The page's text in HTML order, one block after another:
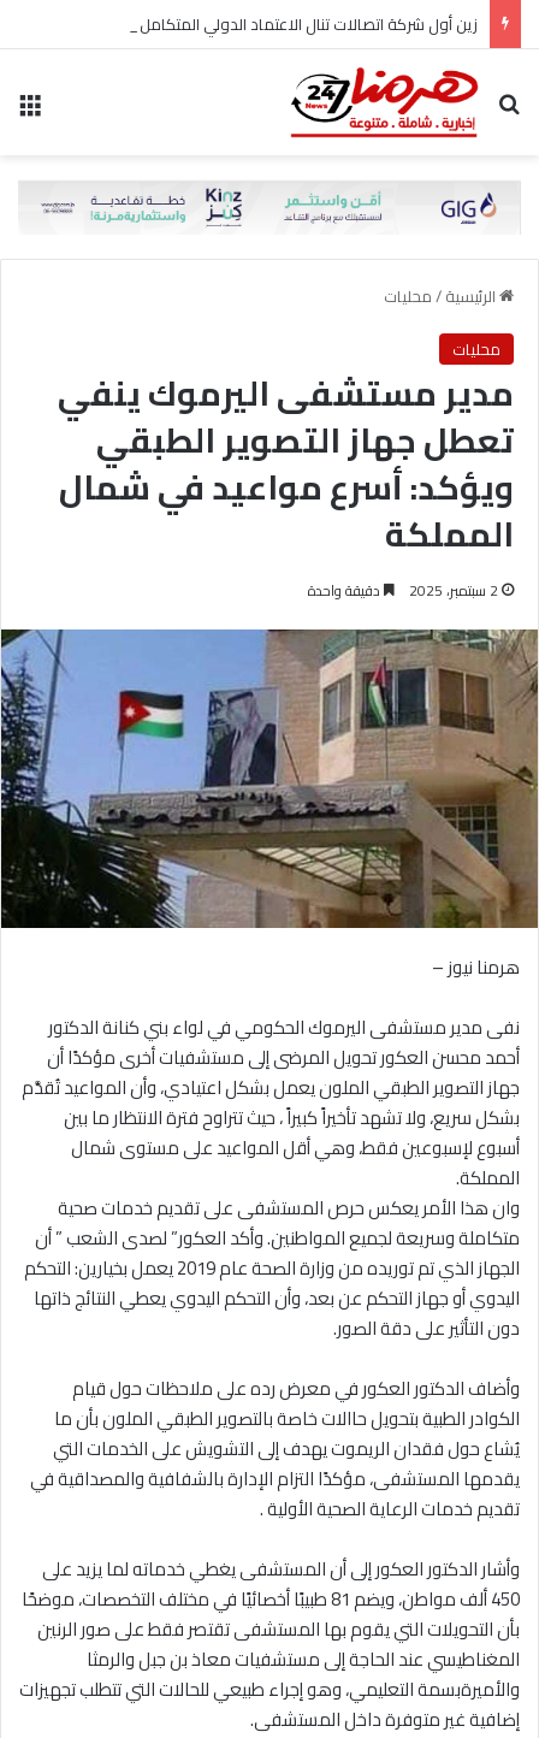
بحث عن
الرئيسية/محليات
محليات
مدير مستشفى اليرموك ينفي
تعطل جهاز التصوير الطبقي
ويؤكد: أسرع مواعيد في شمال
المملكة
2 سبتمبر، 2025 دقيقة واحدة
هرمنا نيوز –
نفى مدير مستشفى اليرموك الحكومي في لواء بني كنانة الدكتور
أحمد محسن العكور تحويل المرضى إلى مستشفيات أخرى مؤكدًا أن
جهاز التصوير الطبقي الملون يعمل بشكل اعتيادي، وأن المواعيد تُقدَّم
بشكل سريع، ولا تشهد تأخيراً كبيراً ، حيث تتراوح فترة الانتظار ما بين
أسبوع لإسبوعين فقط، وهي أقل المواعيد على مستوى شمال
المملكة.
وان هذا الأمر يعكس حرص المستشفى على تقديم خدمات صحية
متكاملة وسريعة لجميع المواطنين. وأكد العكور” لصدى الشعب ” أن
الجهاز الذي تم توريده من وزارة الصحة عام 2019 يعمل بخيارين: التحكم
اليدوي أو جهاز التحكم عن بعد، وأن التحكم اليدوي يعطي النتائج ذاتها
دون التأثير على دقة الصور.
وأضاف الدكتور العكور في معرض رده على ملاحظات حول قيام
الكوادر الطبية بتحويل حاالات خاصة بالتصوير الطبقي الملون بأن ما
يُشاع حول فقدان الريموت يهدف إلى التشويش على الخدمات التي
يقدمها المستشفى، مؤكدًا التزام الإدارة بالشفافية والمصداقية في
تقديم خدمات الرعاية الصحية الأولية .
وأشار الدكتور العكور إلى أن المستشفى يغطي خدماته لما يزيد على
450 ألف مواطن، ويضم 81 طبيبًا أخصائيًا في مختلف التخصصات، موضحًا
بأن التحويلات التي يقوم بها المستشفى تقتصر فقط على صور الرنين
المغناطيسي عند الحاجة إلى مستشفيات معاذ بن جبل والرمثا
والأميرةبسمة التعليمي، وهو إجراء طبيعي للحالات التي تتطلب تجهيزات
إضافية غير متوفرة داخل المستشفى.